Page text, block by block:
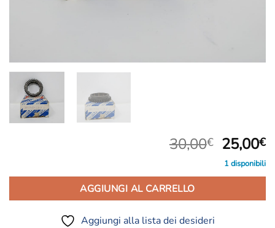
30,00€ Il
prezzo
30,00€.
25,00€Il
1 disponibili
AGGIUNGI AL CARRELLO
Aggiungi alla lista dei desideri